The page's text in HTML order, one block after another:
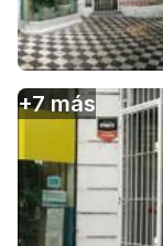
+7más